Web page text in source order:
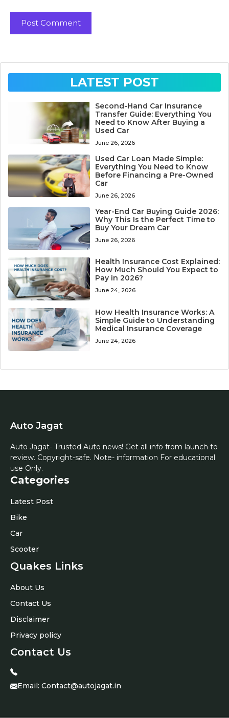
LATEST POST
Second-Hand Car Insurance
Transfer Guide: Everything You
Need to Know After Buying a
Used Car
June 26, 2026
Used Car Loan Made Simple:
Everything You Need to Know
Before Financing a Pre-Owned
Car
June 26, 2026
Year-End Car Buying Guide 2026:
Why This Is the Perfect Time to
Buy Your Dream Car
June 26, 2026
Health Insurance Cost Explained:
How Much Should You Expect to
Pay in 2026?
June 24, 2026
How Health Insurance Works: A
Simple Guide to Understanding
Medical Insurance Coverage
June 24, 2026
Auto Jagat
Auto Jagat- Trusted Auto news! Get all info from launch to
review. Copyright-safe. Note- information For educational
use Only.
Categories
Latest Post
Bike
Car
Scooter
Quakes Links
About Us
Contact Us
Disclaimer
Privacy policy
Contact Us
Email: Contact@autojagat.in